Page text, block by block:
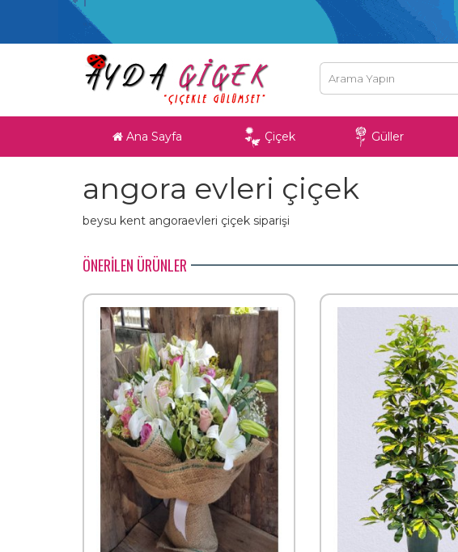
Ana Sayfa Çiçek Güller
angora evleri çiçek
beysu kent angoraevleri çiçek siparişi
ÖNERİLEN ÜRÜNLER